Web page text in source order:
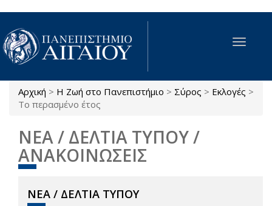
Παράκαμψη προς το κυρίως περιεχόμενο
Toggle
Είστε εδώ
Αρχική > Η Ζωή στο Πανεπιστήμιο > Σύρος > Εκλογές >
Το περασμένο έτος
ΝΕΑ / ΔΕΛΤΙΑ ΤΥΠΟΥ /
ΑΝΑΚΟΙΝΩΣΕΙΣ
ΝΕΑ / ΔΕΛΤΙΑ ΤΥΠΟΥ